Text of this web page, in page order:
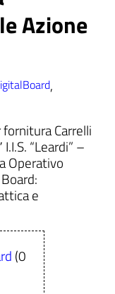
Azione
,
Carrelli
“Leardi” –
Operativo
e
(0